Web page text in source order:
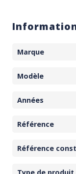
Marque
Modèle
Années
Référence
Référence